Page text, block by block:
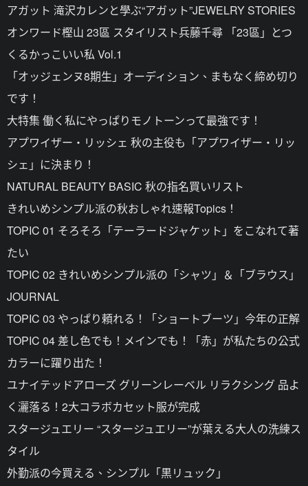
アガット 滝沢カレンと學ぶ“アガット”JEWELRY STORIES
オンワード樫山 23區 スタイリスト兵藤千尋 「23區」とつ
くるかっこいい私 Vol.1
「オッジェンヌ8期生」オーディション、まもなく締め切り
です！
大特集 働く私にやっぱりモノトーンって最強です！
アプワイザー・リッシェ 秋の主役も「アプワイザー・リッ
シェ」に決まり！
NATURAL BEAUTY BASIC 秋の指名買いリスト
きれいめシンプル派の秋おしゃれ速報Topics！
TOPIC 01 そろそろ「テーラードジャケット」をこなれて著
たい
TOPIC 02 きれいめシンプル派の「シャツ」＆「ブラウス」
JOURNAL
TOPIC 03 やっぱり頼れる！「ショートブーツ」今年の正解
TOPIC 04 差し色でも！メインでも！「赤」が私たちの公式
カラーに躍り出た！
ユナイテッドアローズ グリーンレーベル リラクシング 品よ
く灑落る！2大コラボカセット服が完成
スタージュエリー “スタージュエリー”が葉える大人の洗練ス
タイル
外勤派の今買える、シンプル「黒リュック」